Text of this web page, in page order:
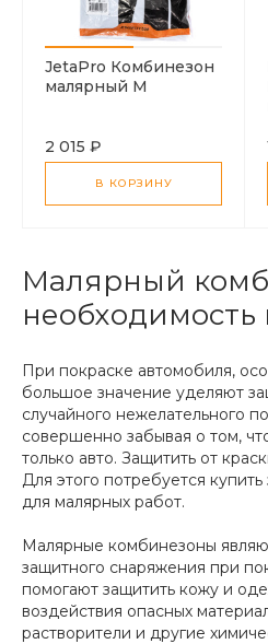
JetaPro Комбинезон
малярный M
2 015 ₽
В КОРЗИНУ
Малярный
При покраске автомобиля,
большое значение уделяют
случайного нежелательного
совершенно забывая о том,
только авто. Защитить от
Для этого потребуется
для малярных работ.
Малярные комбинезоны
защитного снаряжения при
помогают защитить кожу и
воздействия опасных
растворители и другие